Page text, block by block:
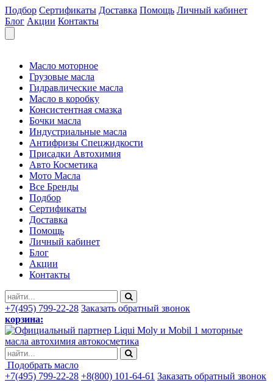
Подбор Сертификаты Доставка Помощь Личный кабинет
Блог Акции Контакты
Масло моторное
Грузовые масла
Гидравлические масла
Масло в коробку
Консистентная смазка
Бочки масла
Индустриальные масла
Антифризы Спецжидкости
Присадки Автохимия
Авто Косметика
Мото Масла
Все Бренды
Подбор
Сертификаты
Доставка
Помощь
Личный кабинет
Блог
Акции
Контакты
+7(495) 799-22-28 Заказать обратный звонок
корзина:
моторные
масла автохимия автокосметика
Подобрать масло
+7(495) 799-22-28 +8(800) 101-64-61 Заказать обратный звонок